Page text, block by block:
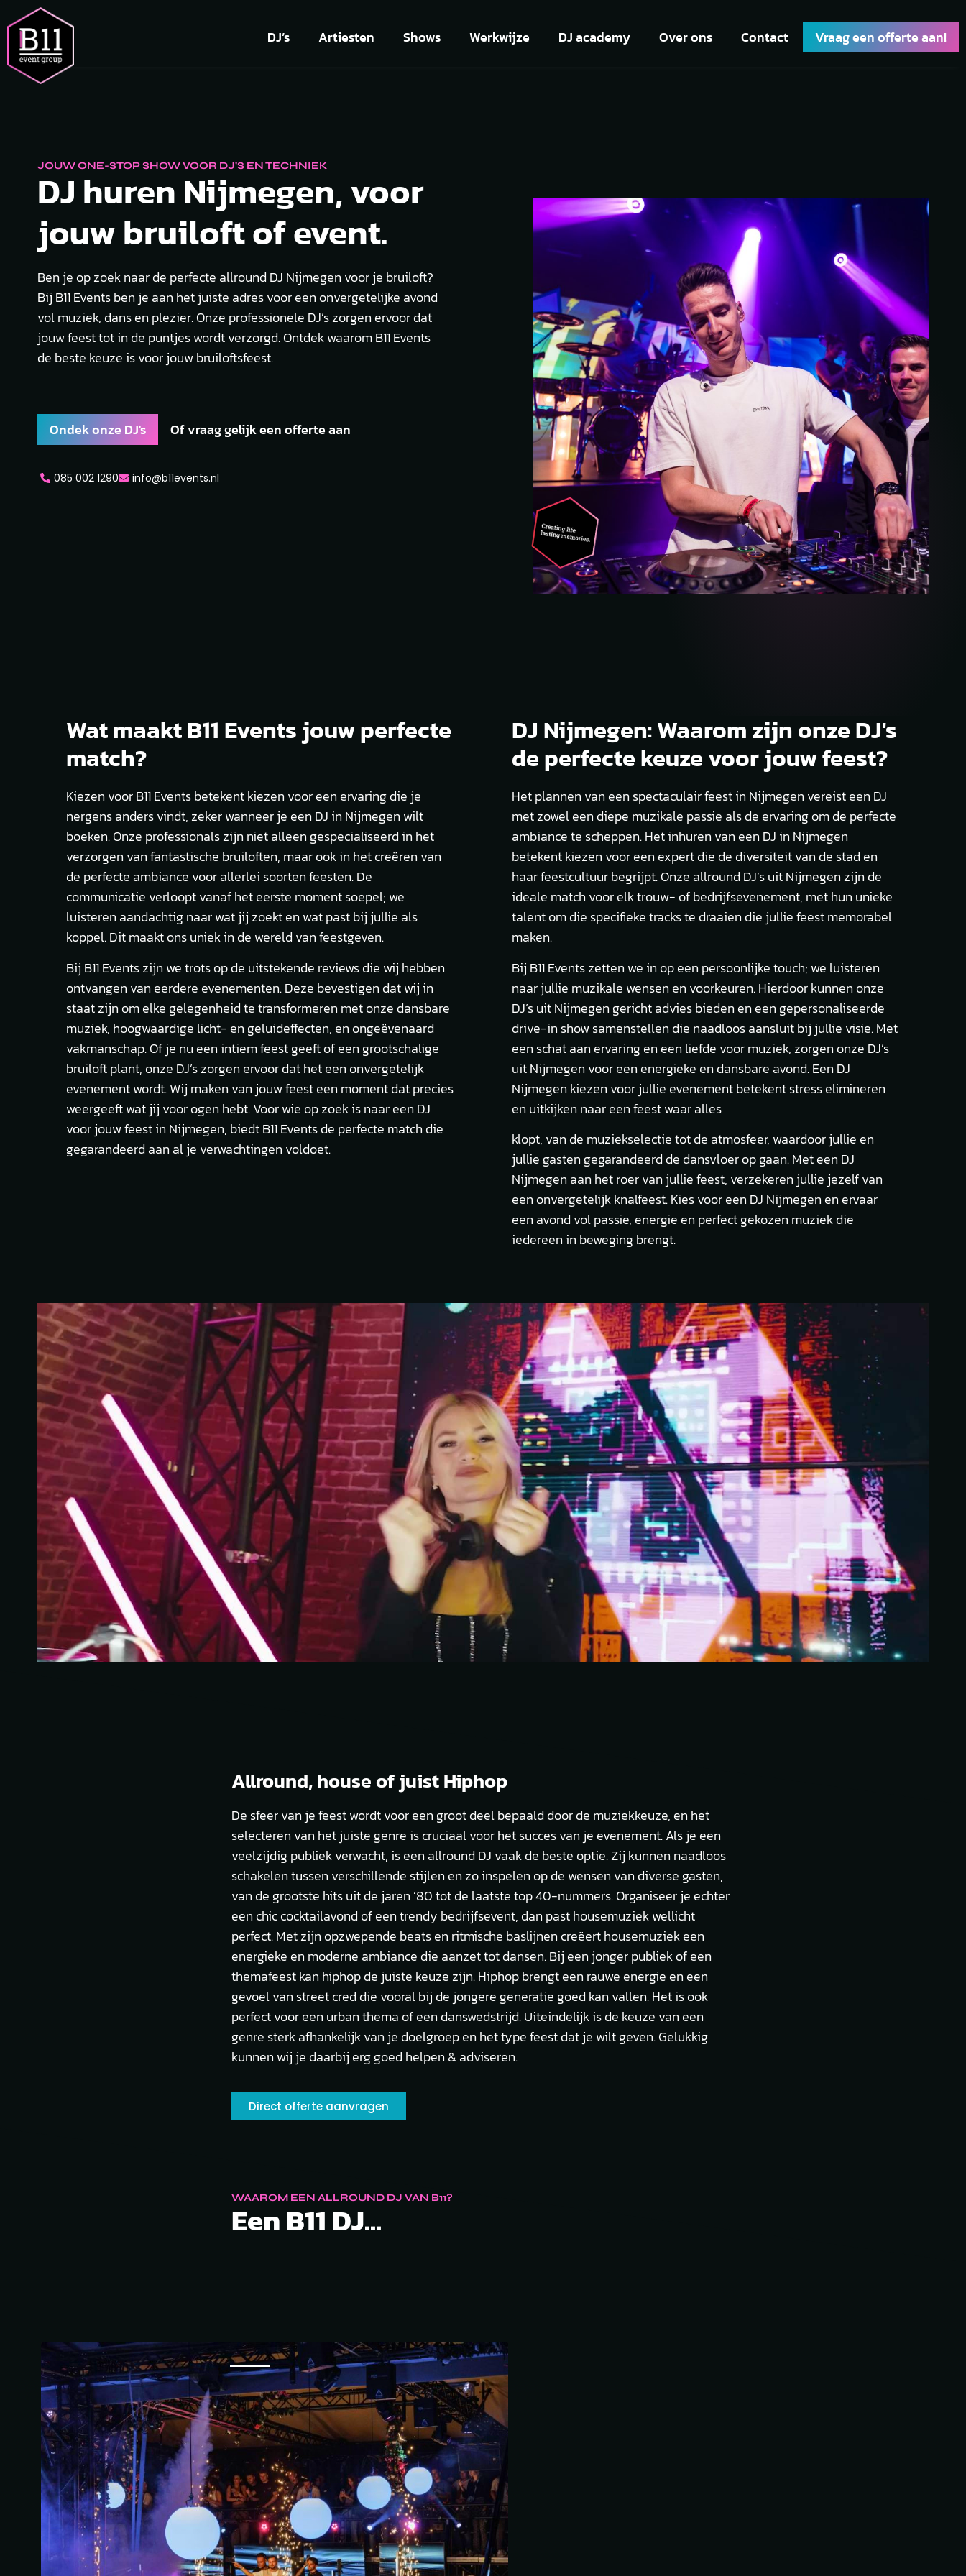
DJ’s Artiesten Shows Werkwijze DJ academy Over ons Contact Vraag een offerte aan!
JOUW ONE-STOP SHOW VOOR DJ'S EN TECHNIEK
DJ huren Nijmegen, voor
jouw bruiloft of event.
Ben je op zoek naar de perfecte allround DJ Nijmegen voor je bruiloft?
Bij B11 Events ben je aan het juiste adres voor een onvergetelijke avond
vol muziek, dans en plezier. Onze professionele DJ’s zorgen ervoor dat
jouw feest tot in de puntjes wordt verzorgd. Ontdek waarom B11 Events
de beste keuze is voor jouw bruiloftsfeest.
Ondek onze DJ's Of vraag gelijk een offerte aan
085 002 1290 info@b11events.nl
Wat maakt B11 Events jouw perfecte
match?
Kiezen voor B11 Events betekent kiezen voor een ervaring die je
nergens anders vindt, zeker wanneer je een DJ in Nijmegen wilt
boeken. Onze professionals zijn niet alleen gespecialiseerd in het
verzorgen van fantastische bruiloften, maar ook in het creëren van
de perfecte ambiance voor allerlei soorten feesten. De
communicatie verloopt vanaf het eerste moment soepel; we
luisteren aandachtig naar wat jij zoekt en wat past bij jullie als
koppel. Dit maakt ons uniek in de wereld van feestgeven.
Bij B11 Events zijn we trots op de uitstekende reviews die wij hebben
ontvangen van eerdere evenementen. Deze bevestigen dat wij in
staat zijn om elke gelegenheid te transformeren met onze dansbare
muziek, hoogwaardige licht- en geluideffecten, en ongeëvenaard
vakmanschap. Of je nu een intiem feest geeft of een grootschalige
bruiloft plant, onze DJ’s zorgen ervoor dat het een onvergetelijk
evenement wordt. Wij maken van jouw feest een moment dat precies
weergeeft wat jij voor ogen hebt. Voor wie op zoek is naar een DJ
voor jouw feest in Nijmegen, biedt B11 Events de perfecte match die
gegarandeerd aan al je verwachtingen voldoet.
DJ Nijmegen: Waarom zijn onze DJ's
de perfecte keuze voor jouw feest?
Het plannen van een spectaculair feest in Nijmegen vereist een DJ
met zowel een diepe muzikale passie als de ervaring om de perfecte
ambiance te scheppen. Het inhuren van een DJ in Nijmegen
betekent kiezen voor een expert die de diversiteit van de stad en
haar feestcultuur begrijpt. Onze allround DJ’s uit Nijmegen zijn de
ideale match voor elk trouw- of bedrijfsevenement, met hun unieke
talent om die specifieke tracks te draaien die jullie feest memorabel
maken.
Bij B11 Events zetten we in op een persoonlijke touch; we luisteren
naar jullie muzikale wensen en voorkeuren. Hierdoor kunnen onze
DJ’s uit Nijmegen gericht advies bieden en een gepersonaliseerde
drive-in show samenstellen die naadloos aansluit bij jullie visie. Met
een schat aan ervaring en een liefde voor muziek, zorgen onze DJ’s
uit Nijmegen voor een energieke en dansbare avond. Een DJ
Nijmegen kiezen voor jullie evenement betekent stress elimineren
en uitkijken naar een feest waar alles
klopt, van de muziekselectie tot de atmosfeer, waardoor jullie en
jullie gasten gegarandeerd de dansvloer op gaan. Met een DJ
Nijmegen aan het roer van jullie feest, verzekeren jullie jezelf van
een onvergetelijk knalfeest. Kies voor een DJ Nijmegen en ervaar
een avond vol passie, energie en perfect gekozen muziek die
iedereen in beweging brengt.
Allround, house of juist Hiphop
De sfeer van je feest wordt voor een groot deel bepaald door de muziekkeuze, en het
selecteren van het juiste genre is cruciaal voor het succes van je evenement. Als je een
veelzijdig publiek verwacht, is een allround DJ vaak de beste optie. Zij kunnen naadloos
schakelen tussen verschillende stijlen en zo inspelen op de wensen van diverse gasten,
van de grootste hits uit de jaren ’80 tot de laatste top 40-nummers. Organiseer je echter
een chic cocktailavond of een trendy bedrijfsevent, dan past housemuziek wellicht
perfect. Met zijn opzwepende beats en ritmische baslijnen creëert housemuziek een
energieke en moderne ambiance die aanzet tot dansen. Bij een jonger publiek of een
themafeest kan hiphop de juiste keuze zijn. Hiphop brengt een rauwe energie en een
gevoel van street cred die vooral bij de jongere generatie goed kan vallen. Het is ook
perfect voor een urban thema of een danswedstrijd. Uiteindelijk is de keuze van een
genre sterk afhankelijk van je doelgroep en het type feest dat je wilt geven. Gelukkig
kunnen wij je daarbij erg goed helpen & adviseren.
Direct offerte aanvragen
WAAROM EEN ALLROUND DJ VAN B11?
Een B11 DJ...